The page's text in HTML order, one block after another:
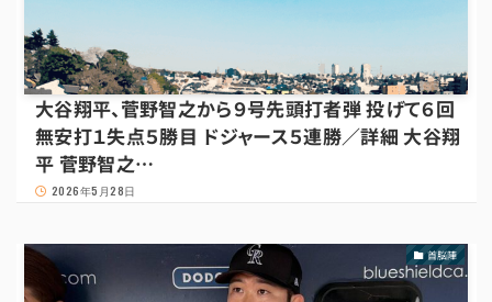
大谷翔平、菅野智之から９号先頭打者弾 投げて６回
無安打１失点５勝目 ドジャース５連勝／詳細 大谷翔
平 菅野智之…
2026年5月28日
首脳陣